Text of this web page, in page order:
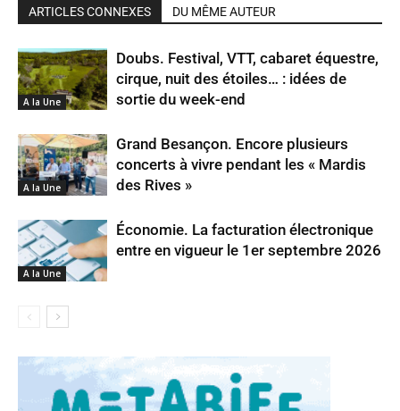
ARTICLES CONNEXES DU MÊME AUTEUR
A la Une
Doubs. Festival, VTT, cabaret équestre,
cirque, nuit des étoiles… : idées de
sortie du week-end
A la Une
Grand Besançon. Encore plusieurs
concerts à vivre pendant les « Mardis
des Rives »
A la Une
Économie. La facturation électronique
entre en vigueur le 1er septembre 2026